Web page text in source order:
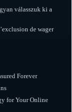
válasszuk ki a
de wager
Forever
for Your Online